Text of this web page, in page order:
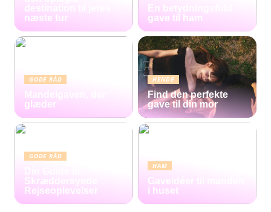
destination til jeres
næste tur
En betydningsfuld
gave til ham
GODE RÅD
Mandelgaven, der
glæder
HENDE
Find den perfekte
gave til din mor
GODE RÅD
Skræddersyede
Rejseoplevelser
HAM
Gaveidéer til manden
i huset